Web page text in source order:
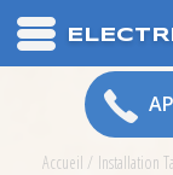
Accueil / Installation